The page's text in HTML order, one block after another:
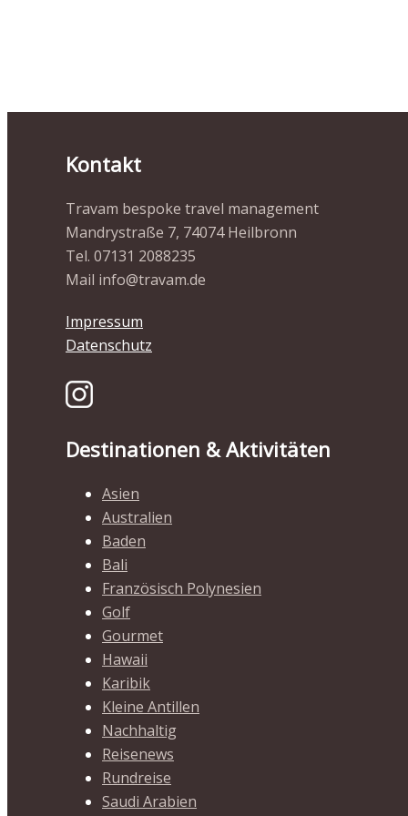
Kontakt
Travam bespoke travel management
Mandrystraße 7, 74074 Heilbronn
Tel. 07131 2088235
Mail info@travam.de
Impressum
Datenschutz
Destinationen & Aktivitäten
Asien
Australien
Baden
Bali
Französisch Polynesien
Golf
Gourmet
Hawaii
Karibik
Kleine Antillen
Nachhaltig
Reisenews
Rundreise
Saudi Arabien